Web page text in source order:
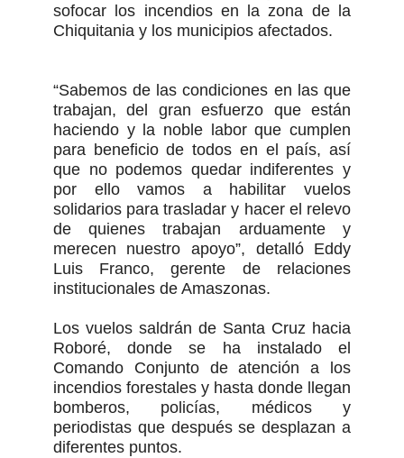
sofocar los incendios en la zona de la
Chiquitania y los municipios afectados.
“Sabemos de las condiciones en las que
trabajan, del gran esfuerzo que están
haciendo y la noble labor que cumplen
para beneficio de todos en el país, así
que no podemos quedar indiferentes y
por ello vamos a habilitar vuelos
solidarios para trasladar y hacer el relevo
de quienes trabajan arduamente y
merecen nuestro apoyo”, detalló Eddy
Luis Franco, gerente de relaciones
institucionales de Amaszonas.
Los vuelos saldrán de Santa Cruz hacia
Roboré, donde se ha instalado el
Comando Conjunto de atención a los
incendios forestales y hasta donde llegan
bomberos, policías, médicos y
periodistas que después se desplazan a
diferentes puntos.